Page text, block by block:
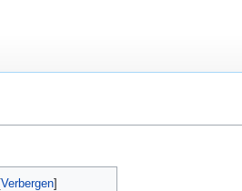
Verbergen